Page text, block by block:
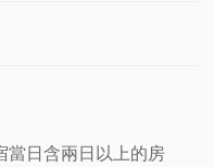
當日含兩日以上的房